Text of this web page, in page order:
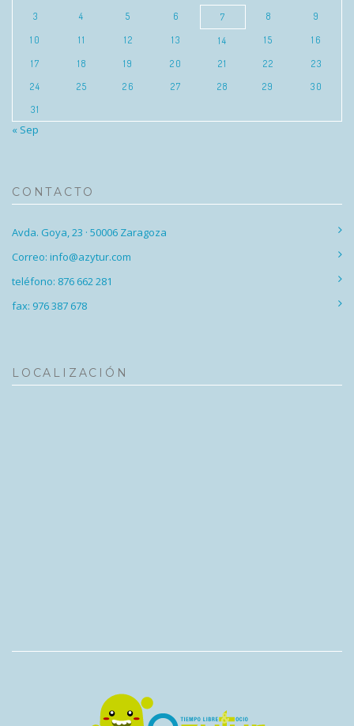
3
4 5 6 7 8
9
10
11 12 13 14 15
16
17
18 19 20 21 22
23
24
25 26 27 28 29
30
31
« Sep
CONTACTO
Avda. Goya, 23 · 50006 Zaragoza
Correo: info@azytur.com
teléfono: 876 662 281
fax: 976 387 678
LOCALIZACIÓN